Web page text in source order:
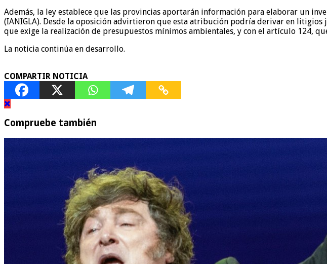
Además, la ley establece que las provincias aportarán información para elaborar un
(IANIGLA). Desde la oposición advirtieron que esta atribución podría derivar en
que exige la realización de presupuestos mínimos ambientales, y con el artículo 124,
La noticia continúa en desarrollo.
COMPARTIR NOTICIA
Compruebe también